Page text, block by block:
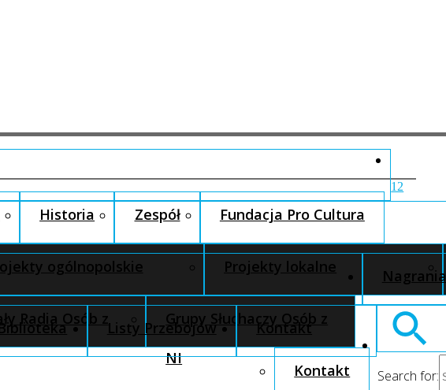
Historia Zespół Fundacja Pro Cultura
ogólnopolskie Projekty lokalne
Radia Osób z Grupy Słuchaczy Osób z
NI
Nagrania
Listy Przebojów Kontakt
Kontakt Search for:
12